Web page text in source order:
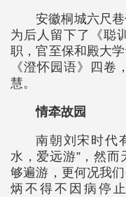
安徽桐城六尺
为后人留下了《聪
职，官至保和殿大
《澄怀园语》四卷
慧。
情牵故园
南朝刘宋时代
水，爱远游”，然
够遍游，更何况我
炳不得不因病停